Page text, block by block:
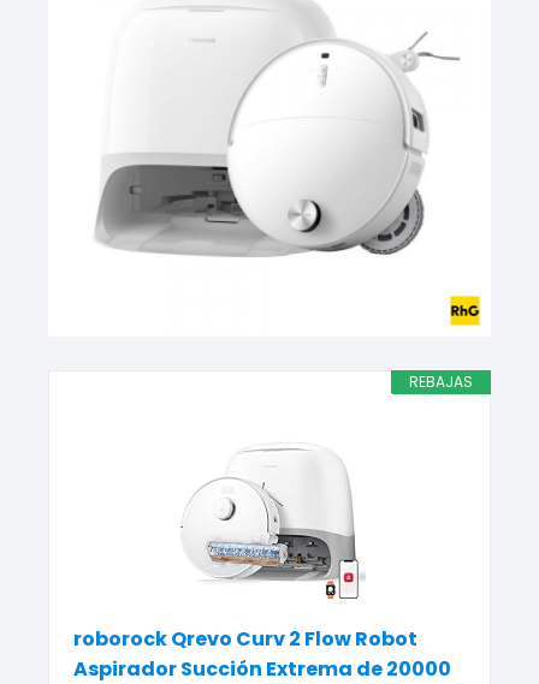
REBAJAS
roborock Qrevo Curv 2 Flow Robot
Aspirador Succión Extrema de 20000